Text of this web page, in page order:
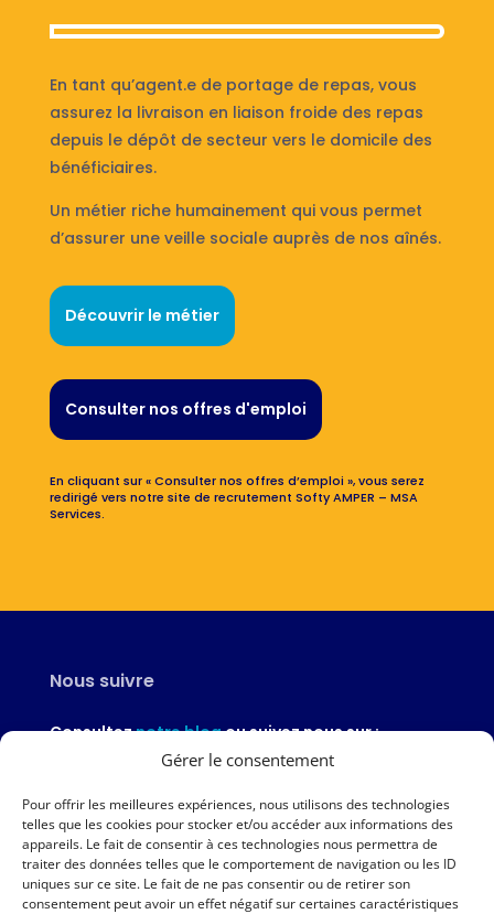
Gérer le consentement
Pour offrir les meilleures expériences, nous utilisons des technologies
telles que les cookies pour stocker et/ou accéder aux informations des
appareils. Le fait de consentir à ces technologies nous permettra de
traiter des données telles que le comportement de navigation ou les ID
uniques sur ce site. Le fait de ne pas consentir ou de retirer son
consentement peut avoir un effet négatif sur certaines caractéristiques
En tant qu’agent.e de portage de repas, vous
assurez la livraison en liaison froide des repas
depuis le dépôt de secteur vers le domicile des
bénéficiaires.
Un métier riche humainement qui vous permet
d’assurer une veille sociale auprès de nos aînés.
Découvrir le métier
Consulter nos offres d'emploi
En cliquant sur « Consulter nos offres d’emploi », vous serez
redirigé vers notre site de recrutement Softy AMPER – MSA
Services.
Nous suivre
Consulteznotre blogou suivez nous sur :
Nous contacter